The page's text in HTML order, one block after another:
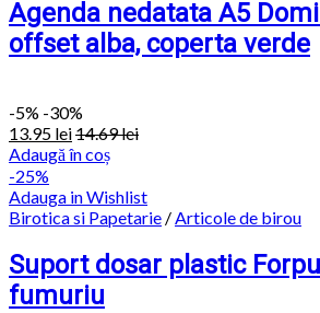
Agenda nedatata A5
offset alba, coperta verde
-5% -30%
13.95 lei14.69lei
Adaugă în coș
-25%
Adauga in Wishlist
Birotica si Papetarie /Articole de birou
Suport dosar plastic
fumuriu